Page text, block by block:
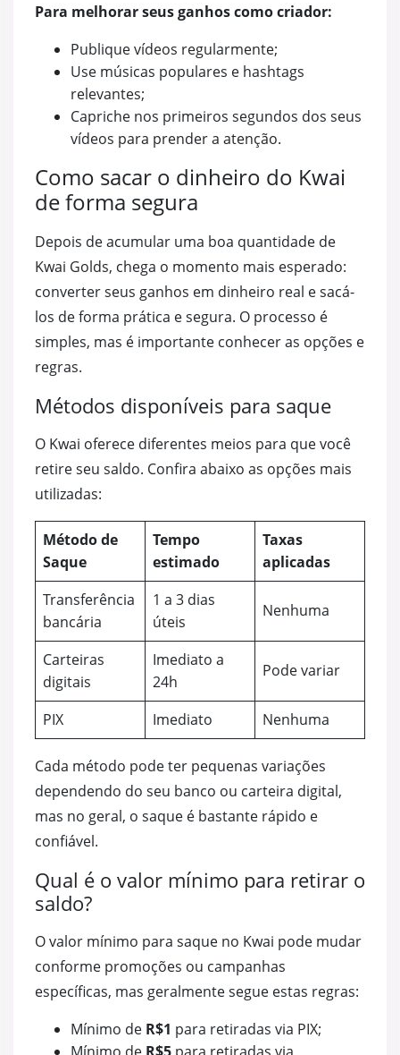
Para melhorar seus ganhos como criador:
Publique vídeos regularmente;
Use músicas populares e hashtags
relevantes;
Capriche nos primeiros segundos dos seus
vídeos para prender a atenção.
Como sacar o dinheiro do Kwai
de forma segura
Depois de acumular uma boa quantidade de
Kwai Golds, chega o momento mais esperado:
converter seus ganhos em dinheiro real e sacá-
los de forma prática e segura. O processo é
simples, mas é importante conhecer as opções e
regras.
Métodos disponíveis para saque
O Kwai oferece diferentes meios para que você
retire seu saldo. Confira abaixo as opções mais
utilizadas:
Método de
Saque
Tempo
estimado
Taxas
aplicadas
Transferência
bancária
1 a 3 dias
úteis
Nenhuma
Carteiras
digitais
Imediato a
24h
Pode variar
PIX Imediato Nenhuma
Cada método pode ter pequenas variações
dependendo do seu banco ou carteira digital,
mas no geral, o saque é bastante rápido e
confiável.
Qual é o valor mínimo para retirar o
saldo?
O valor mínimo para saque no Kwai pode mudar
conforme promoções ou campanhas
específicas, mas geralmente segue estas regras:
Mínimo de R$1 para retiradas via PIX;